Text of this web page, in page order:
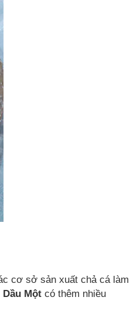
cơ sở sản xuất chả cá làm
Một có thêm nhiều